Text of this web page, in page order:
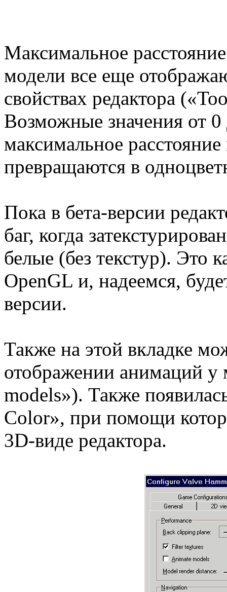
Максимальное
модели все еще
свойствах редактора
Возможные значения от
максимальное
превращаются в
Пока в бета-версии
баг, когда
белые (без текстур). Это
OpenGL и, надеемся,
версии.
Также на этой вкладке
отображении анимаций
models»). Также
Color», при помощи
3D-виде редактора.